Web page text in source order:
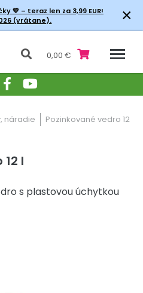
💚 – teraz len za 3,99 EUR!
(vrátane).
×
0,00 €
náradie
Pozinkované vedro 12
l
s plastovou úchytkou